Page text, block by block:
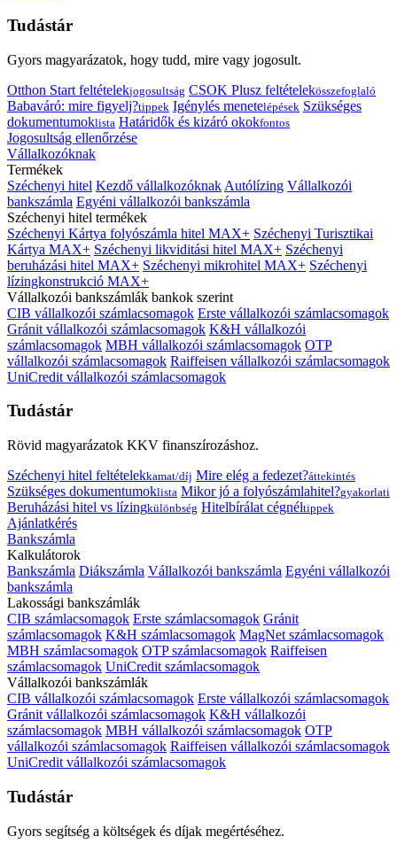
Tudástár
Gyors magyarázatok, hogy tudd, mire vagy jogosult.
Otthon Start feltételekjogosultság CSOK Plusz feltételekösszefoglaló
Babaváró: mire figyelj?tippek Igénylés menetelépések Szükséges
dokumentumoklista Határidők és kizáró okokfontos
Jogosultság ellenőrzése
Vállalkozóknak
Termékek
Széchenyi hitel Kezdő vállalkozóknak Autólízing Vállalkozói
bankszámla Egyéni vállalkozói bankszámla
Széchenyi hitel termékek
Széchenyi Kártya folyószámla hitel MAX+ Széchenyi Turisztikai
Kártya MAX+ Széchenyi likviditási hitel MAX+ Széchenyi
beruházási hitel MAX+ Széchenyi mikrohitel MAX+ Széchenyi
lízingkonstrukció MAX+
Vállalkozói bankszámlák bankok szerint
CIB vállalkozói számlacsomagok Erste vállalkozói számlacsomagok
Gránit vállalkozói számlacsomagok K&H vállalkozói
számlacsomagok MBH vállalkozói számlacsomagok OTP
vállalkozói számlacsomagok Raiffeisen vállalkozói számlacsomagok
UniCredit vállalkozói számlacsomagok
Tudástár
Rövid magyarázatok KKV finanszírozáshoz.
Széchenyi hitel feltételekkamat/díj Mire elég a fedezet?áttekintés
Szükséges dokumentumoklista Mikor jó a folyószámlahitel?gyakorlati
Beruházási hitel vs lízingkülönbség Hitelbírálat cégnéltippek
Ajánlatkérés
Bankszámla
Kalkulátorok
Bankszámla Diákszámla Vállalkozói bankszámla Egyéni vállalkozói
bankszámla
Lakossági bankszámlák
CIB számlacsomagok Erste számlacsomagok Gránit
számlacsomagok K&H számlacsomagok MagNet számlacsomagok
MBH számlacsomagok OTP számlacsomagok Raiffeisen
számlacsomagok UniCredit számlacsomagok
Vállalkozói bankszámlák
CIB vállalkozói számlacsomagok Erste vállalkozói számlacsomagok
Gránit vállalkozói számlacsomagok K&H vállalkozói
számlacsomagok MBH vállalkozói számlacsomagok OTP
vállalkozói számlacsomagok Raiffeisen vállalkozói számlacsomagok
UniCredit vállalkozói számlacsomagok
Tudástár
Gyors segítség a költségek és díjak megértéséhez.